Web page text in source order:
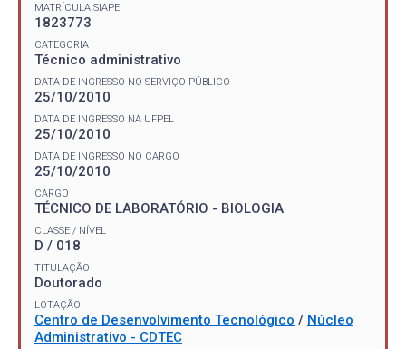
MATRÍCULA SIAPE
1823773
CATEGORIA
Técnico administrativo
DATA DE INGRESSO NO SERVIÇO PÚBLICO
25/10/2010
DATA DE INGRESSO NA UFPEL
25/10/2010
DATA DE INGRESSO NO CARGO
25/10/2010
CARGO
TÉCNICO DE LABORATÓRIO - BIOLOGIA
CLASSE / NÍVEL
D / 018
TITULAÇÃO
Doutorado
LOTAÇÃO
Centro de Desenvolvimento Tecnológico / Núcleo
Administrativo - CDTEC